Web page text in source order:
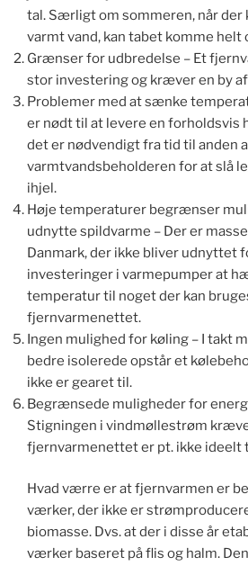
tal. Særligt om sommeren, når der
varmt vand, kan tabet komme helt
Grænser for udbredelse – Et
stor investering og kræver en by
Problemer med at sænke
er nødt til at levere en forholdsvis
det er nødvendigt fra tid til anden
varmtvandsbeholderen for at slå
ihjel.
Høje temperaturer begrænser
udnytte spildvarme – Der er
Danmark, der ikke bliver udnyttet
investeringer i varmepumper at
temperatur til noget der kan
fjernvarmenettet.
Ingen mulighed for køling – I takt
bedre isolerede opstår et
ikke er gearet til.
Begrænsede muligheder for
Stigningen i vindmøllestrøm
fjernvarmenettet er pt. ikke ideelt
Hvad værre er at fjernvarmen er
værker, der ikke er
biomasse. Dvs. at der i disse år
værker baseret på flis og halm.